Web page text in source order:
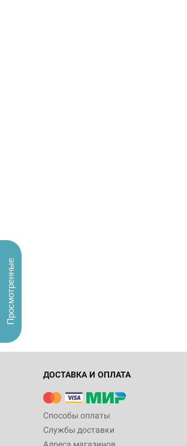
ДОСТАВКА И ОПЛАТА
Способы оплаты
Службы доставки
Просмотренные